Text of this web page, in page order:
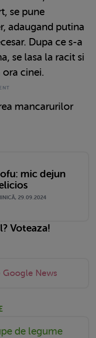
se pune
adaugand putina
Dupa ce s-a
se lasa la racit si
ora cinei.
mancarurilor
mic dejun
29.09.2024
Voteaza!
Google News
de legume